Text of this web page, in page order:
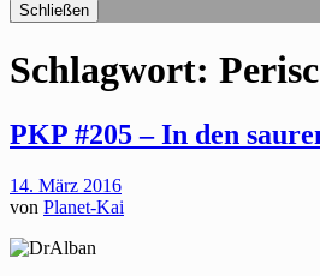
Schließen
Schlagwort:
PKP #205 – In den
14. März 2016
von Planet-Kai